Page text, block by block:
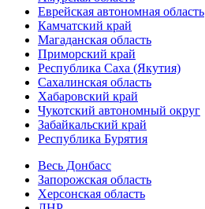
Еврейская автономная область
Камчатский край
Магаданская область
Приморский край
Республика Саха (Якутия)
Сахалинская область
Хабаровский край
Чукотский автономный округ
Забайкальский край
Республика Бурятия
Весь Донбасс
Запорожская область
Херсонская область